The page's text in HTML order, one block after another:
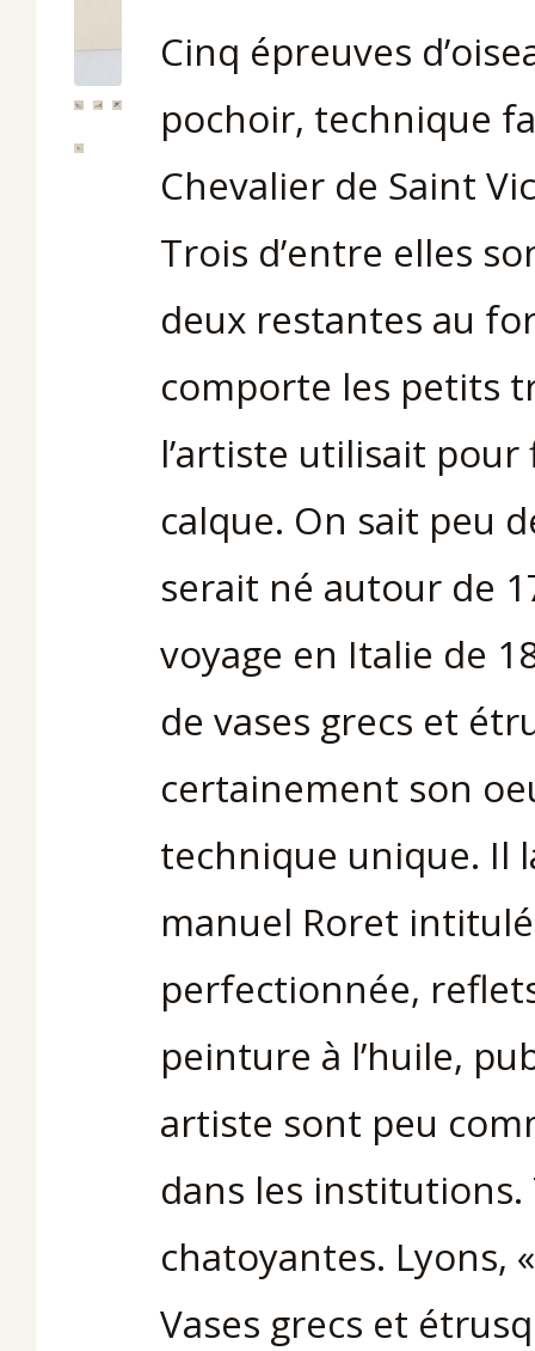
Cinq épreuves
pochoir, technique
Chevalier de Saint
Trois d’entre elles
deux restantes au
comporte les petits
l’artiste utilisait
calque. On sait peu
serait né autour de
voyage en Italie de
de vases grecs et
certainement son
technique unique. Il
manuel Roret
perfectionnée,
peinture à l’huile,
artiste sont peu
dans les
chatoyantes. Lyons,
Vases grecs et